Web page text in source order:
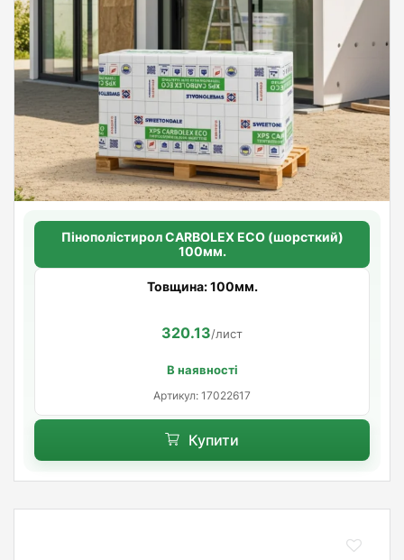
Пінополістирол CARBOLEX ECO (шорсткий)
100мм.
Товщина: 100мм.
320.13/лист
В наявності
Артикул: 17022617
Купити